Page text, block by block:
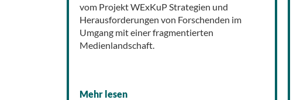
vom Projekt WExKuP Strategien und
Herausforderungen von Forschenden im
Umgang mit einer fragmentierten
Medienlandschaft.
Mehr lesen